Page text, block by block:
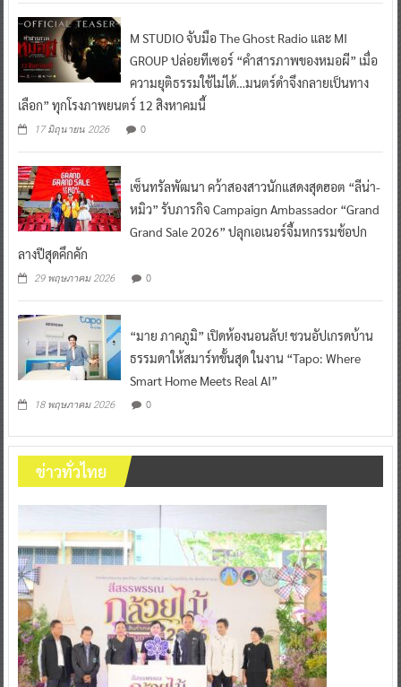
M STUDIO จับมือ The Ghost Radio และ MI
GROUP ปล่อยทีเซอร์ “คำสารภาพของหมอผี” เมื่อ
ความยุติธรรมใช้ไม่ได้…มนตร์ดำจึงกลายเป็นทาง
เลือก” ทุกโรงภาพยนตร์ 12 สิงหาคมนี้
17 มิถุนายน 2026 0
เซ็นทรัลพัฒนา คว้าสองสาวนักแสดงสุดฮอต “ลีน่า-
หมิว” รับภารกิจ Campaign Ambassador “Grand
Grand Sale 2026” ปลุกเอเนอร์จี้มหกรรมช้อปก
ลางปีสุดคึกคัก
29 พฤษภาคม 2026 0
“มาย ภาคภูมิ” เปิดห้องนอนลับ! ชวนอัปเกรดบ้าน
ธรรมดาให้สมาร์ทขั้นสุด ในงาน “Tapo: Where
Smart Home Meets Real AI”
18 พฤษภาคม 2026 0
ข่าวทั่วไทย